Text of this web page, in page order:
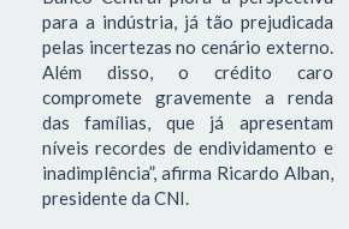
para a indústria, já tão prejudicada
pelas incertezas no cenário externo.
Além disso, o crédito caro
compromete gravemente a renda
das famílias, que já apresentam
níveis recordes de endividamento e
inadimplência”, afirma Ricardo Alban,
presidente da CNI.